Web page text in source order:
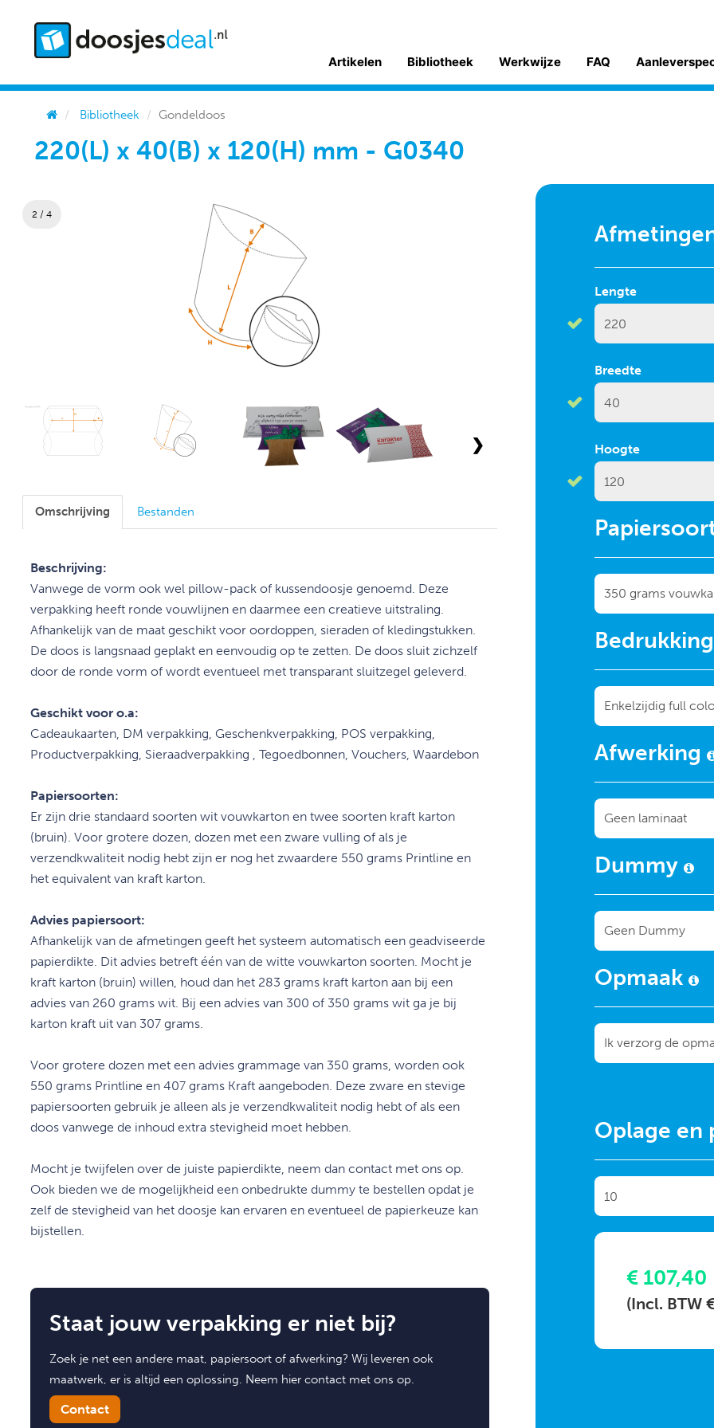
Artikelen Bibliotheek Werkwijze FAQ
Bibliotheek Gondeldoos
220(L) x 40(B) x 120(H) mm - G0340
2 / 4
❯
Omschrijving Bestanden
Beschrijving:
Vanwege de vorm ook wel pillow-pack of kussendoosje genoemd. Deze
verpakking heeft ronde vouwlijnen en daarmee een creatieve uitstraling.
Afhankelijk van de maat geschikt voor oordoppen, sieraden of kledingstukken.
De doos is langsnaad geplakt en eenvoudig op te zetten. De doos sluit zichzelf
door de ronde vorm of wordt eventueel met transparant sluitzegel geleverd.
Geschikt voor o.a:
Cadeaukaarten, DM verpakking, Geschenkverpakking, POS verpakking,
Productverpakking, Sieraadverpakking , Tegoedbonnen, Vouchers, Waardebon
Papiersoorten:
Er zijn drie standaard soorten wit vouwkarton en twee soorten kraft karton
(bruin). Voor grotere dozen, dozen met een zware vulling of als je
verzendkwaliteit nodig hebt zijn er nog het zwaardere 550 grams Printline en
het equivalent van kraft karton.
Advies papiersoort:
Afhankelijk van de afmetingen geeft het systeem automatisch een geadviseerde
papierdikte. Dit advies betreft één van de witte vouwkarton soorten. Mocht je
kraft karton (bruin) willen, houd dan het 283 grams kraft karton aan bij een
advies van 260 grams wit. Bij een advies van 300 of 350 grams wit ga je bij
karton kraft uit van 307 grams.
Voor grotere dozen met een advies grammage van 350 grams, worden ook
550 grams Printline en 407 grams Kraft aangeboden. Deze zware en stevige
papiersoorten gebruik je alleen als je verzendkwaliteit nodig hebt of als een
doos vanwege de inhoud extra stevigheid moet hebben.
Mocht je twijfelen over de juiste papierdikte, neem dan contact met ons op.
Ook bieden we de mogelijkheid een onbedrukte dummy te bestellen opdat je
zelf de stevigheid van het doosje kan ervaren en eventueel de papierkeuze kan
bijstellen.
Staat jouw verpakking er niet bij?
Zoek je net een andere maat, papiersoort of afwerking? Wij leveren ook
maatwerk, er is altijd een oplossing. Neem hier contact met ons op.
Contact
Lengte
Breedte
Hoogte
Afwerking
Dummy
Opmaak
Oplage en
€ 107,40
(Incl. BTW